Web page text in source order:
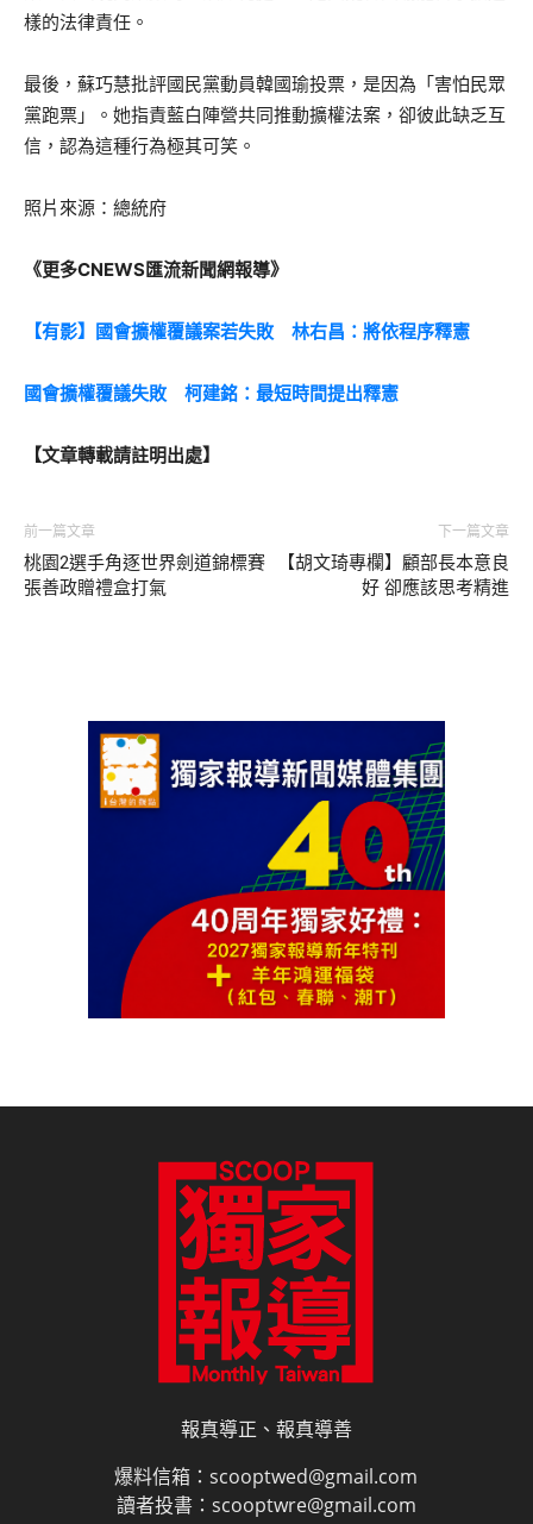
樣的法律責任。
最後，蘇巧慧批評國民黨動員韓國瑜投票，是因為「害怕民眾
黨跑票」。她指責藍白陣營共同推動擴權法案，卻彼此缺乏互
信，認為這種行為極其可笑。
照片來源：總統府
《更多CNEWS匯流新聞網報導》
【有影】國會擴權覆議案若失敗 林右昌：將依程序釋憲
國會擴權覆議失敗 柯建銘：最短時間提出釋憲
【文章轉載請註明出處】
前一篇文章
桃園2選手角逐世界劍道錦標賽
張善政贈禮盒打氣
下一篇文章
【胡文琦專欄】顧部長本意良
好 卻應該思考精進
報真導正、報真導善
爆料信箱：scooptwed@gmail.com
讀者投書：scooptwre@gmail.com